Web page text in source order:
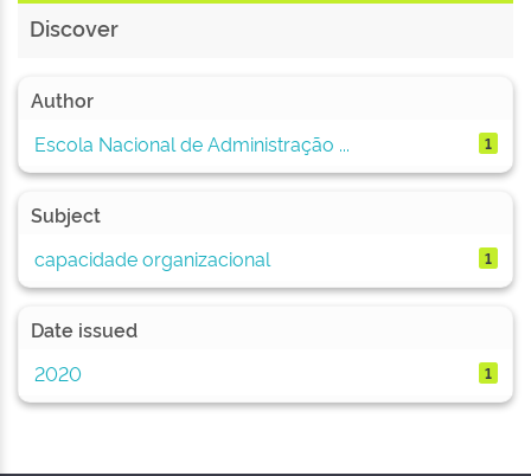
Discover
Author
Escola Nacional de Administração ...
1
Subject
capacidade organizacional
1
Date issued
2020
1